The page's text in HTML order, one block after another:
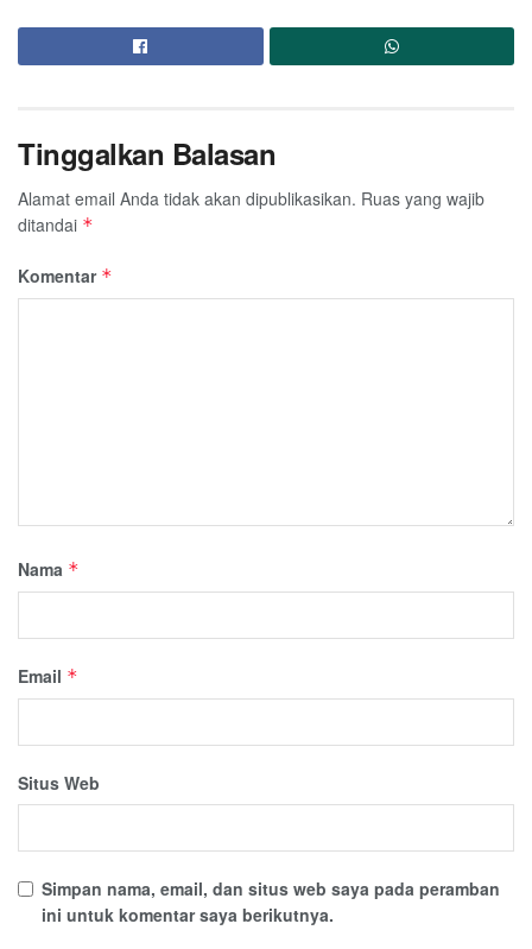
Tinggalkan Balasan
Alamat email Anda tidak akan dipublikasikan. Ruas yang wajib
ditandai *
Komentar *
Nama *
Email *
Situs Web
Simpan nama, email, dan situs web saya pada peramban
ini untuk komentar saya berikutnya.